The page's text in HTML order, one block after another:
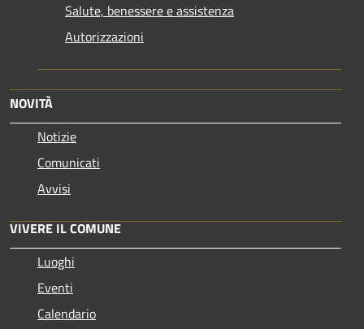
Salute, benessere e assistenza
Autorizzazioni
NOVITÀ
Notizie
Comunicati
Avvisi
VIVERE IL COMUNE
Luoghi
Eventi
Calendario